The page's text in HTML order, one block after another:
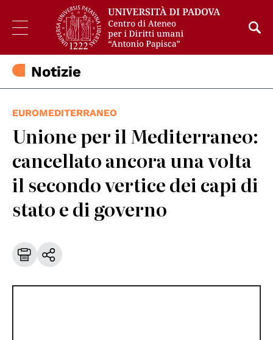
Notizie
EUROMEDITERRANEO
Unione per il Mediterraneo:
cancellato ancora una volta
il secondo vertice dei capi di
stato e di governo